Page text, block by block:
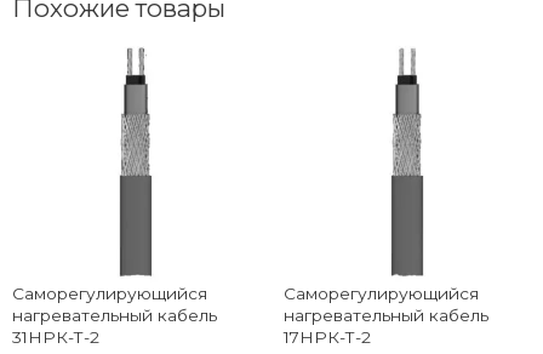
Похожие товары
Саморегулирующийся
нагревательный кабель
31НРК-Т-2
Саморегулирующийся
нагревательный кабель
17НРК-Т-2